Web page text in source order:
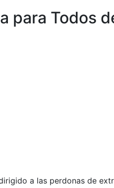
para Todos
a las perdonas de